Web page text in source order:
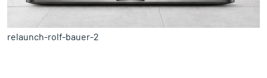
relaunch-rolf-bauer-2